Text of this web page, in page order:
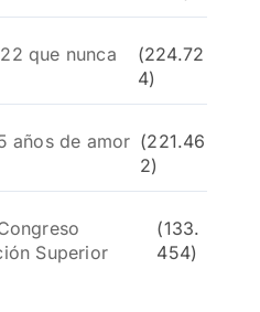
que nunca
(224.72
4)
años de amor (221.46
2)
Superior
(133.
454)